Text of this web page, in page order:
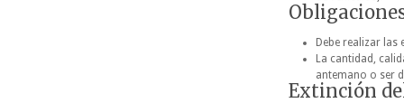
Debe realizar
La cantidad,
antemano o ser
Extinción